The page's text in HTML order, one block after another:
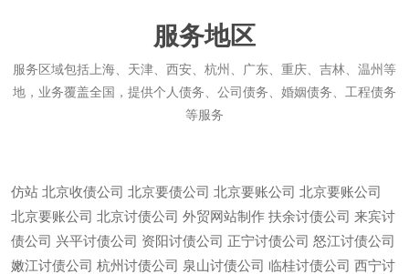
服务地区
服务区域包括上海、天津、西安、杭州、广东、重庆、吉林、温州等
地，业务覆盖全国，提供个人债务、公司债务、婚姻债务、工程债务
等服务
仿站 北京收债公司 北京要债公司 北京要账公司 北京要账公司
北京要账公司 北京讨债公司 外贸网站制作 扶余讨债公司 来宾讨
债公司 兴平讨债公司 资阳讨债公司 正宁讨债公司 怒江讨债公司
嫩江讨债公司 杭州讨债公司 泉山讨债公司 临桂讨债公司 西宁讨